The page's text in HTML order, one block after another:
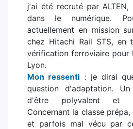
j'ai été recruté par
dans le numérique.
actuellement en mission
chez Hitachi Rail STS, en
vérification ferroviaire pour
Lyon.
Mon ressenti : je dirai
question d'adaptation.
d'être polyvalent et
Concernant la classe
et parfois mal vécu par